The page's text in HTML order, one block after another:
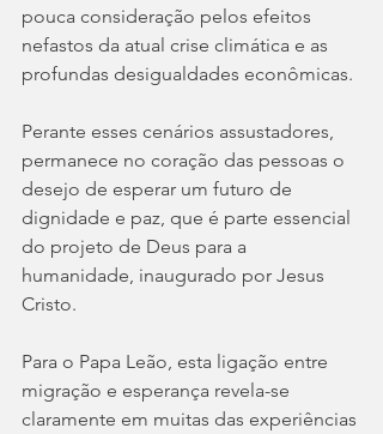
pouca consideração pelos efeitos
nefastos da atual crise climática e as
profundas desigualdades econômicas.
Perante esses cenários assustadores,
permanece no coração das pessoas o
desejo de esperar um futuro de
dignidade e paz, que é parte essencial
do projeto de Deus para a
humanidade, inaugurado por Jesus
Cristo.
Para o Papa Leão, esta ligação entre
migração e esperança revela-se
claramente em muitas das experiências